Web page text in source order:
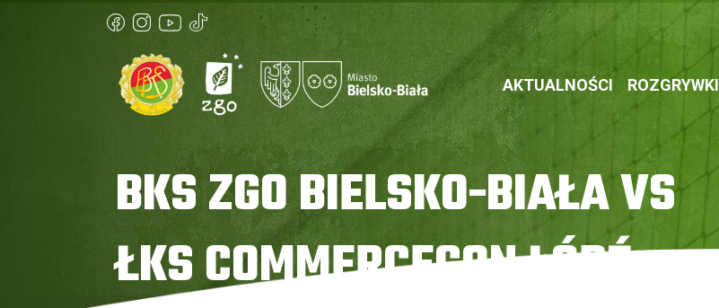
AKTUALNOŚCI ROZGRYWKI
BKS ZGO BIELSKO-BIAŁA VS
ŁKS COMMERCECON ŁÓDŹ